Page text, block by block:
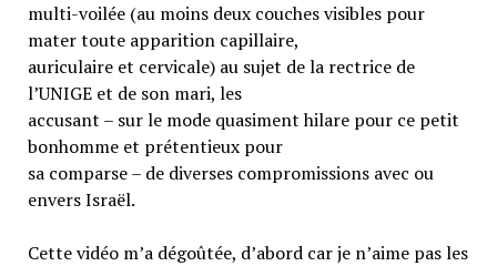
multi-voilée (au moins deux couches visibles pour
mater toute apparition capillaire,
auriculaire et cervicale) au sujet de la rectrice de
l’UNIGE et de son mari, les
accusant – sur le mode quasiment hilare pour ce petit
bonhomme et prétentieux pour
sa comparse – de diverses compromissions avec ou
envers Israël.
Cette vidéo m’a dégoûtée, d’abord car je n’aime pas les